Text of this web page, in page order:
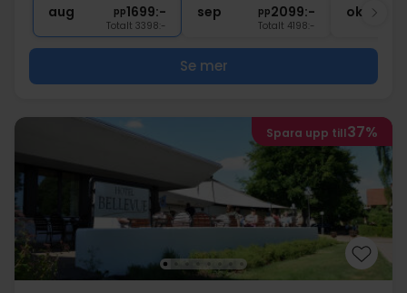
aug pp1699:-
Totalt 3398:-
sep pp2099:-
Totalt 4198:-
okt
Se mer
Spara upp till37%